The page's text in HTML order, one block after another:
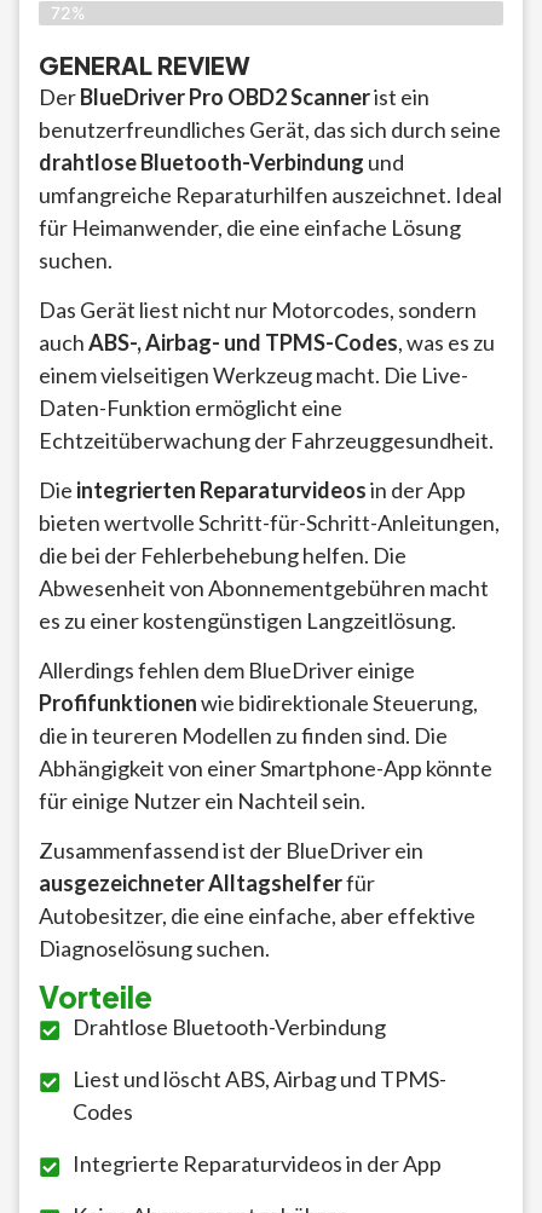
72%
GENERAL REVIEW
DerBlueDriver Pro OBD2 Scannerist ein
benutzerfreundliches Gerät, das sich durch seine
drahtlose Bluetooth-Verbindung und
umfangreiche Reparaturhilfen auszeichnet. Ideal
für Heimanwender, die eine einfache Lösung
suchen.
Das Gerät liest nicht nur Motorcodes, sondern
auchABS-, Airbag- und TPMS-Codes, was es zu
einem vielseitigen Werkzeug macht. Die Live-
Daten-Funktion ermöglicht eine
Echtzeitüberwachung der Fahrzeuggesundheit.
Die integrierten Reparaturvideosin der App
bieten wertvolle Schritt-für-Schritt-Anleitungen,
die bei der Fehlerbehebung helfen. Die
Abwesenheit von Abonnementgebühren macht
es zu einer kostengünstigen Langzeitlösung.
Allerdings fehlen dem BlueDriver einige
Profifunktionenwie bidirektionale Steuerung,
die in teureren Modellen zu finden sind. Die
Abhängigkeit von einer Smartphone-App könnte
für einige Nutzer ein Nachteil sein.
Zusammenfassend ist der BlueDriver ein
ausgezeichneter Alltagshelferfür
Autobesitzer, die eine einfache, aber effektive
Diagnoselösung suchen.
Vorteile
Drahtlose Bluetooth-Verbindung
Liest und löscht ABS, Airbag und TPMS-
Codes
Integrierte Reparaturvideos in der App